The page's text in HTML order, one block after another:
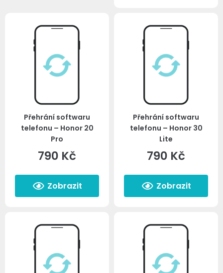
Přehrání softwaru
telefonu – Honor 20
Pro
790 Kč
Zobrazit
Přehrání softwaru
telefonu – Honor 30
Lite
790 Kč
Zobrazit